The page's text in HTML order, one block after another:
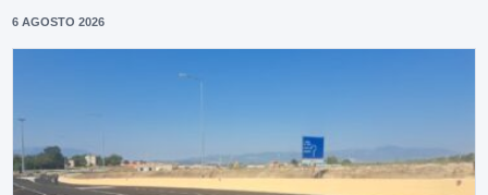
6 AGOSTO 2026